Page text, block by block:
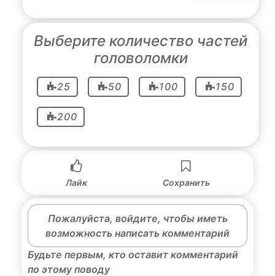
Выберите количество частей
головоломки
25 50 100 150
200
Лайк Сохранить
Пожалуйста, войдите, чтобы иметь
возможность написать комментарий
Будьте первым, кто оставит комментарий
по этому поводу